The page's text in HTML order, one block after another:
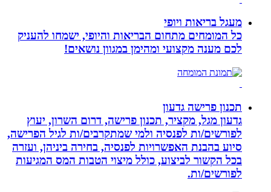
מעגל בריאות ויופי
כל המומחים מתחום הבריאות והיופי, ישמחו להעניק
לכם מענה מקצועי ומהימן במגוון נושאים!
תכנון פרישה גדעון
גדעון מגל, מקציר, תכנון פרישה, דרום השרון, יעוץ
לפורשים/ות לפנסיה ולמי שמתקרבים/ות לגיל הפרישה,
סיוע בהבנת האפשרויות לפנסיה, בחירה ביניהן, ועזרה
בכל הקשור לביצוע, כולל מיצוי הטבות המס המגיעות
לפורשים/ות.